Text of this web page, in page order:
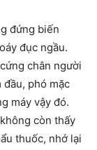
đứng biến
đục ngầu.
chân người
phó mặc
máy vậy đó.
còn thấy
thuốc, nhớ lại